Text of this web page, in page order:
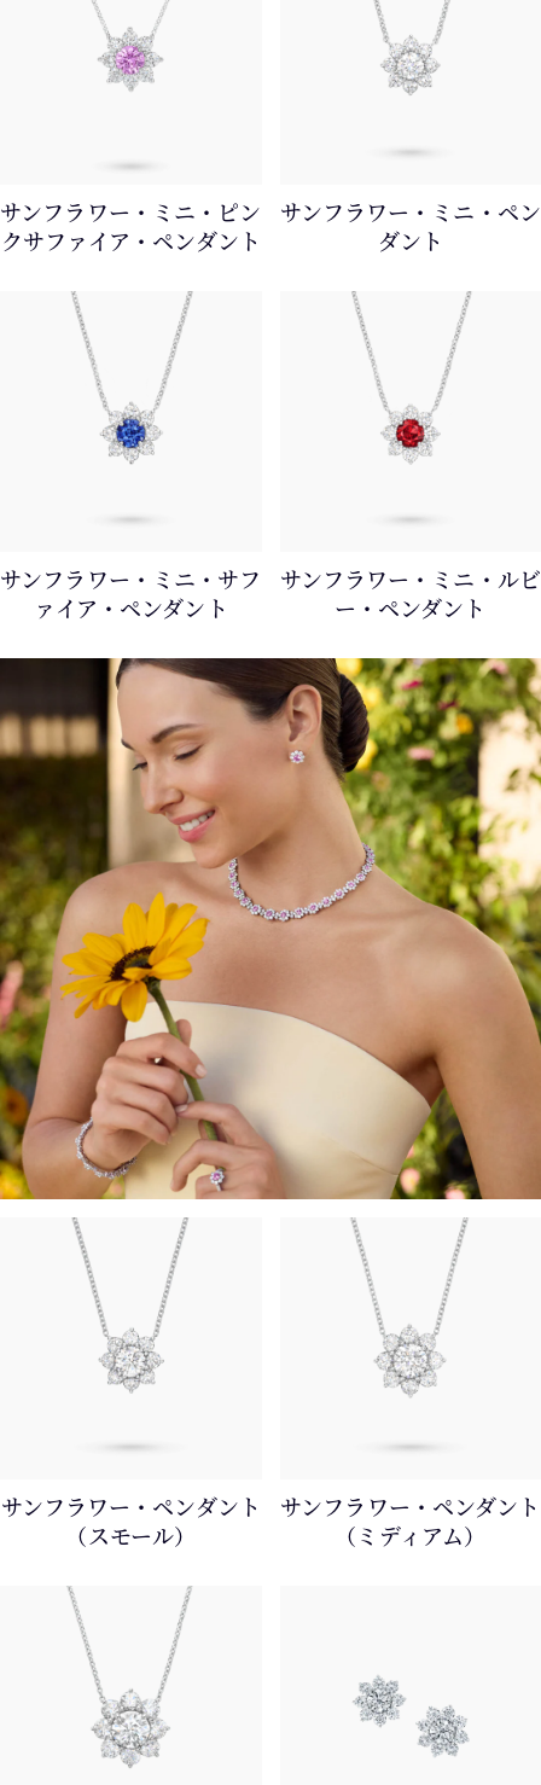
サンフラワー・ミニ・ピン
クサファイア・ペンダント
サンフラワー・ミニ・ペン
ダント
サンフラワー・ミニ・サフ
ァイア・ペンダント
サンフラワー・ミニ・ルビ
ー・ペンダント
サンフラワー・ペンダント
（スモール）
サンフラワー・ペンダント
（ミディアム）